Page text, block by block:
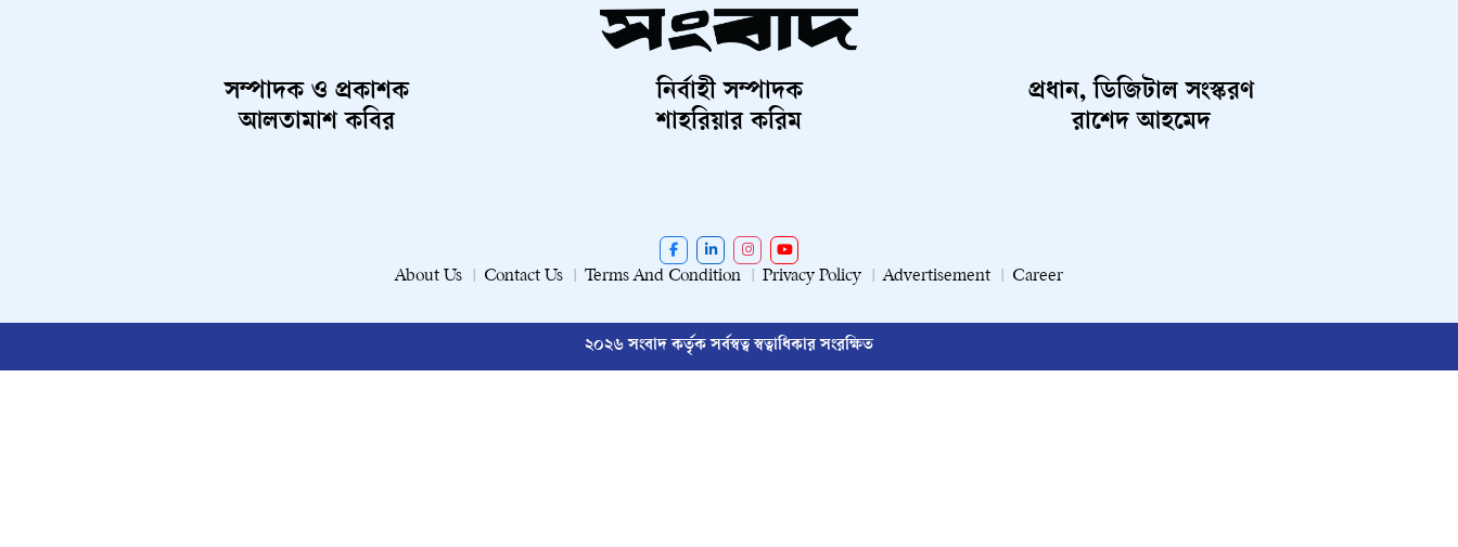
সম্পাদক ও প্রকাশক
আলতামাশ কবির
নির্বাহী সম্পাদক
শাহরিয়ার করিম
প্রধান, ডিজিটাল সংস্করণ
রাশেদ আহমেদ
About Us Contact Us Terms And Condition Privacy Policy Advertisement Career
২০২৬ সংবাদ কর্তৃক সর্বস্বত্ব স্বত্বাধিকার সংরক্ষিত